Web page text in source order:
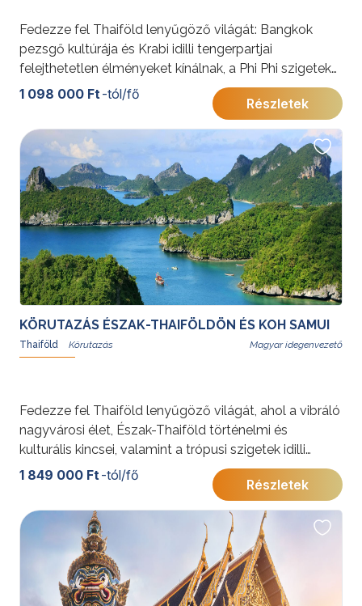
Fedezze fel Thaiföld lenyűgöző világát: Bangkok
pezsgő kultúrája és Krabi idilli tengerpartjai
felejthetetlen élményeket kínálnak, a Phi Phi szigetek
varázslatos látványával megkoronázva az utazást. Ez
a program tökéletes egyensúlyt teremt élmények és
pihenés között.További érdekességekért Thaiföldről
kattintson ide.
1 098 000 Ft -tól/fő
Részletek
KÖRUTAZÁS ÉSZAK-THAIFÖLDÖN ÉS KOH SAMUI
Thaiföld Magyar idegenvezető
Fedezze fel Thaiföld lenyűgöző világát, ahol a vibráló
nagyvárosi élet, Észak-Thaiföld történelmi és
kulturális kincsei, valamint a trópusi szigetek idilli
hangulata találkozik. Az utazás Bangkok nyüzsgő
metropoliszától indul, Észak-Thaiföld gazdag
örökségén keresztül vezet, és a festői Koh Samui
szigetén, fehér homokos strandok között ér véget.
Ismerje meg a thai kultúra sokszínűségét, és élvezze a
természeti szépségek nyújtotta páratlan élményeket.
Fakultatív programok széles választéka gondoskodik
1 849 000 Ft -tól/fő
Részletek